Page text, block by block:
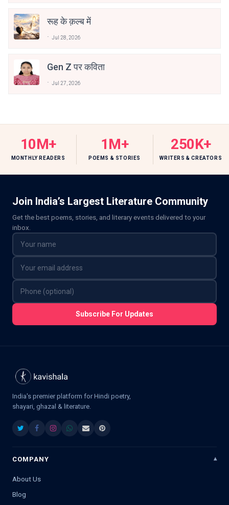
रूह के क़ल्ब में
Jul 28, 2026
Gen Z पर कविता
Jul 27, 2026
10M+
MONTHLY READERS
1M+
POEMS & STORIES
250K+
WRITERS & CREATORS
Join India’s Largest Literature Community
Get the best poems, stories, and literary events delivered to your
inbox.
Subscribe For Updates
India's premier platform for Hindi poetry,
shayari, ghazal & literature.
COMPANY
About Us
Blog